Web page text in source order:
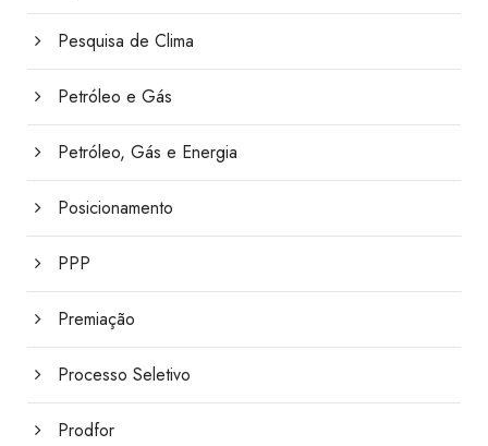
Pesquisa de Clima
Petróleo e Gás
Petróleo, Gás e Energia
Posicionamento
PPP
Premiação
Processo Seletivo
Prodfor